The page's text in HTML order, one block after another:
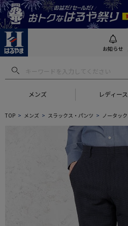
お知らせ
メンズ レディース
TOP メンズ スラックス・パンツ ノータッ